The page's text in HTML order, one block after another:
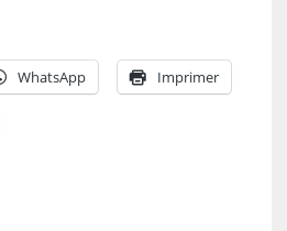
WhatsApp Imprimer